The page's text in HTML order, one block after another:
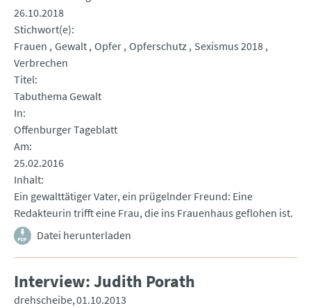
26.10.2018
Stichwort(e)
Frauen Gewalt Opfer Opferschutz Sexismus 2018
Verbrechen
Titel
Tabuthema Gewalt
In
Offenburger Tageblatt
Am
25.02.2016
Inhalt
Ein gewalttätiger Vater, ein prügelnder Freund: Eine
Redakteurin trifft eine Frau, die ins Frauenhaus geflohen ist.
Datei herunterladen
Interview: Judith Porath
drehscheibe 01.10.2013